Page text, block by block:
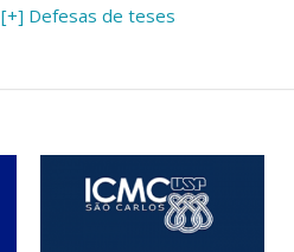
[+] Defesas de teses